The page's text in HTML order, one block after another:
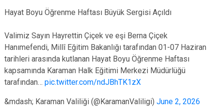
Hayat Boyu Öğrenme Haftası Büyük Sergisi Açıldı
Valimiz Sayın Hayrettin Çiçek ve eşi Berna Çiçek
Hanımefendi, Millî Eğitim Bakanlığı tarafından 01-07 Haziran
tarihleri arasında kutlanan Hayat Boyu Öğrenme Haftası
kapsamında Karaman Halk Eğitimi Merkezi Müdürlüğü
tarafından… pic.twitter.com/ndJBhTK1zX
&mdash; Karaman Valiliği (@KaramanValiligi) June 2, 2026